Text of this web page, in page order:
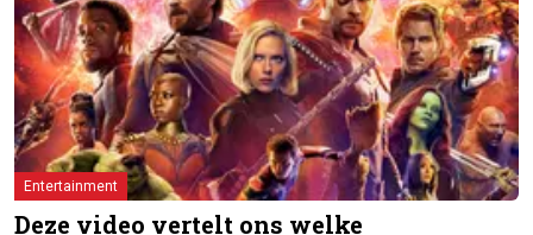
Entertainment
Deze video vertelt ons welke